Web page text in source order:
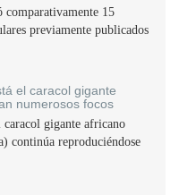
comparativamente 15
previamente publicados
el caracol gigante
numerosos focos
caracol gigante africano
continúa reproduciéndose